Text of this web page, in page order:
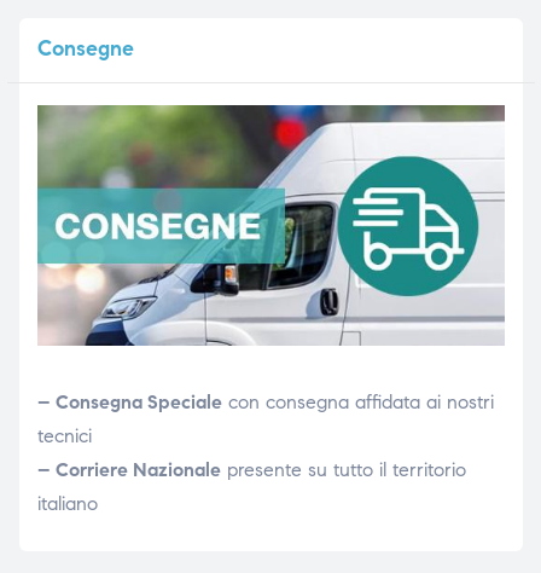
Consegne
– Consegna Specialecon consegna affidata ai nostri
tecnici
– Corriere Nazionalepresente su tutto il territorio
italiano